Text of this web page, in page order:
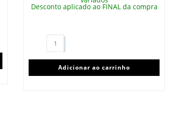
Desconto aplicado ao FINAL da compra
Adicionar ao carrinho